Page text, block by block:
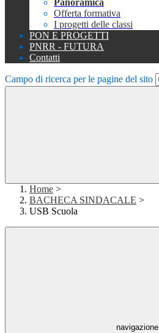
Panoramica
Offerta formativa
I progetti delle classi
PON E PROGETTI
PNRR - FUTURA
Contatti
Campo di ricerca per le pagine del sito
Home >
BACHECA SINDACALE >
USB Scuola
navigazione